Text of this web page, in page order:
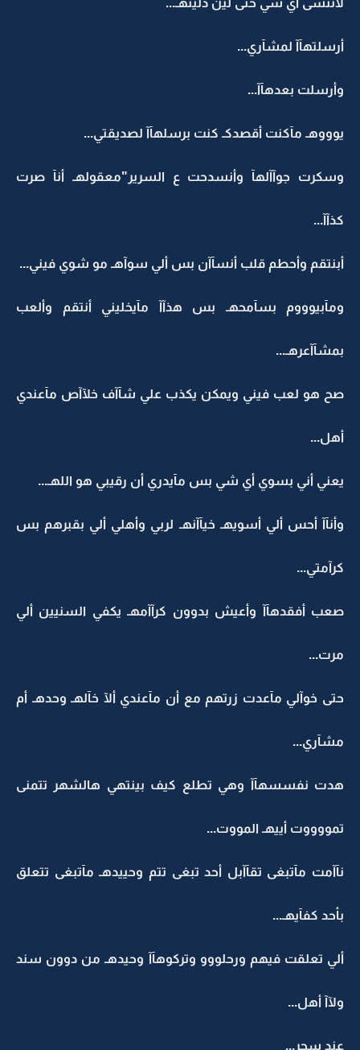
لآتنسى أي شي حتى لين ذليتهـ...
أرسلتهآآ لمشآري...
وأرسلت بعدهآآ...
يوووهـ مآكنت أقصدكـ كنت برسلهآآ لصديقتي...
وسكرت جوآآلهآ وأنسدحت ع السرير"معقولهـ أنآ صرت
كذآآ...
أبنتقم وأحطم قلب أنسآآن بس ألي سوآهـ مو شوي فيني...
ومآبيوووم بسآمحهـ بس هذآآ مآيخليني أنتقم وألعب
بمشآآعرهـ...
صح هو لعب فيني ويمكن يكذب علي شآآف خلآآص مآعندي
أهل...
يعني أني بسوي أي شي بس مآيدري أن رقيبي هو اللهـ...
وأنآآ أحس ألي أسويهـ خيآآنهـ لربي وأهلي ألي بقبرهم بس
كرآمتي...
صعب أفقدهآآ وأعيش بدوون كرآآمهـ يكفي السنيين ألي
مرت...
حتى خوآلي مآعدت زرتهم مع أن مآعندي ألآ خآلهـ وحدهـ أم
مشآري...
هدت نفسسهآآ وهي تطلع كيف بينتهي هالشهر تتمنى
تمووووت أييهـ المووت...
نآآمت مآتبغى تقآآبل أحد تبغى تتم وحييدهـ مآتبغى تتعلق
بأحد كفآيهـ...
ألي تعلقت فيهم ورحلووو وتركوهآآ وحيدهـ من دوون سند
ولآآ أهل...
عند سحر...